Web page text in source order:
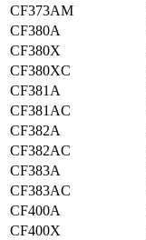
CF373AM
CF380A
CF380X
CF380XC
CF381A
CF381AC
CF382A
CF382AC
CF383A
CF383AC
CF400A
CF400X